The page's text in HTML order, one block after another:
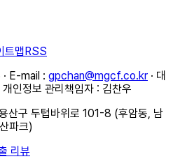
트맵 RSS
E-mail : gpchan@mgcf.co.kr · 대
인정보 관리책임자 : 김찬우
산구 두텁바위로 101-8 (후암동, 남
산파크)
리뷰